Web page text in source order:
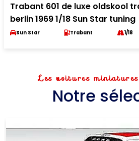
Trabant 601 de luxe oldskool
berlin 1969 1/18 Sun Star tuning
Sun Star Trabant 1/18
Les voitures
Notre